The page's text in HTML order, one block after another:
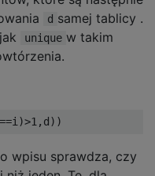
d samej tablicy .
unique w takim
wpisu sprawdza, czy